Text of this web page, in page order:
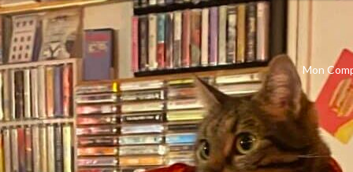
Mon